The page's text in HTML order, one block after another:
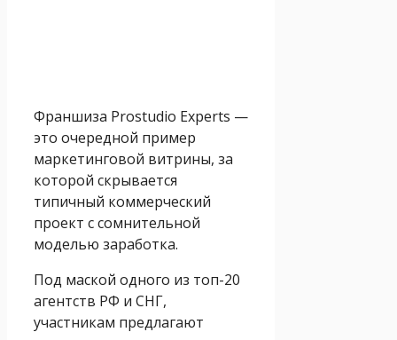
Франшиза Prostudio Experts —
это очередной пример
маркетинговой витрины, за
которой скрывается
типичный коммерческий
проект с сомнительной
моделью заработка.
Под маской одного из топ-20
агентств РФ и СНГ,
участникам предлагают